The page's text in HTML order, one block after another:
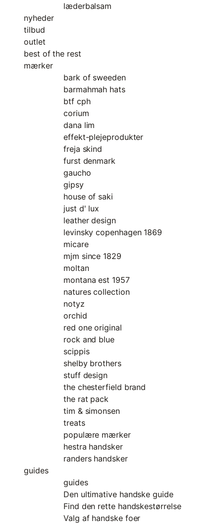
læderbalsam
nyheder
tilbud
outlet
best of the rest
mærker
bark of sweeden
barmahmah hats
btf cph
corium
dana lim
effekt-plejeprodukter
freja skind
furst denmark
gaucho
gipsy
house of saki
just d' lux
leather design
levinsky copenhagen 1869
micare
mjm since 1829
moltan
montana est 1957
natures collection
notyz
orchid
red one original
rock and blue
scippis
shelby brothers
stuff design
the chesterfield brand
the rat pack
tim & simonsen
treats
populære mærker
hestra handsker
randers handsker
guides
guides
Den ultimative handske guide
Find den rette handskestørrelse
Valg af handske foer